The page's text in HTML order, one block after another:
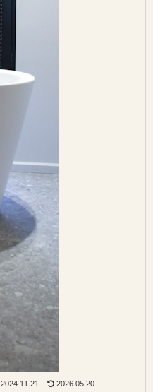
2024.11.21 2026.05.20